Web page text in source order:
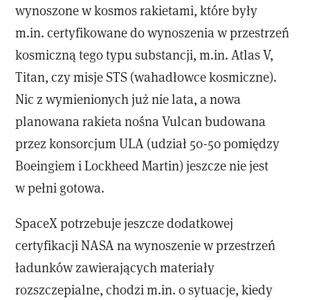
wynoszone w kosmos rakietami, które były
m.in. certyfikowane do wynoszenia w przestrzeń
kosmiczną tego typu substancji, m.in. Atlas V,
Titan, czy misje STS (wahadłowce kosmiczne).
Nic z wymienionych już nie lata, a nowa
planowana rakieta nośna Vulcan budowana
przez konsorcjum ULA (udział 50-50 pomiędzy
Boeingiem i Lockheed Martin) jeszcze nie jest
w pełni gotowa.
SpaceX potrzebuje jeszcze dodatkowej
certyfikacji NASA na wynoszenie w przestrzeń
ładunków zawierających materiały
rozszczepialne, chodzi m.in. o sytuacje, kiedy